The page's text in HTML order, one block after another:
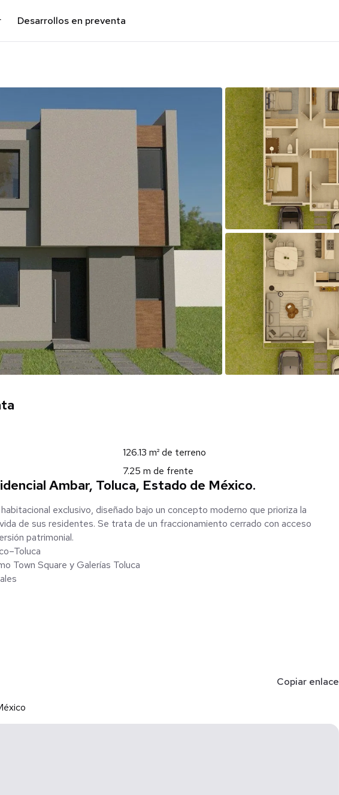
Desarrollos en preventa
126.13 m² de terreno
7.25 m de frente
Ambar, Toluca, Estado de México.
exclusivo, diseñado bajo un concepto moderno que prioriza la
de sus residentes. Se trata de un fraccionamiento cerrado con acceso
patrimonial.
Town Square y Galerías Toluca
medio baño, área de lavado, jardín y estacionamiento para 2 autos
completos
Copiar enlace